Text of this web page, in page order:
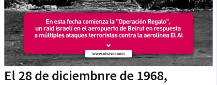
El 28 de diciembnre de 1968,